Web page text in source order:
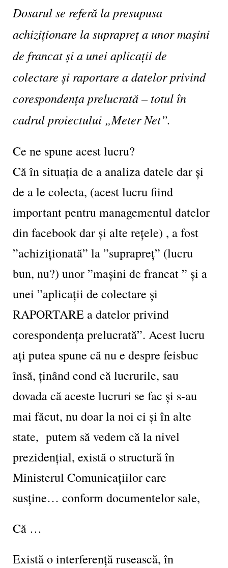
Dosarul se referă la presupusa
achiziționare la suprapreț a unor mașini
de francat și a unei aplicații de
colectare și raportare a datelor privind
corespondența prelucrată – totul în
cadrul proiectului „Meter Net”.
Ce ne spune acest lucru?
Că în situația de a analiza datele dar și
de a le colecta, (acest lucru fiind
important pentru managementul datelor
din facebook dar și alte rețele) , a fost
”achiziționată” la ”suprapreț” (lucru
bun, nu?) unor ”mașini de francat ” și a
unei ”aplicații de colectare și
RAPORTARE a datelor privind
corespondența prelucrată”. Acest lucru
ați putea spune că nu e despre feisbuc
însă, ținând cond că lucrurile, sau
dovada că aceste lucruri se fac și s-au
mai făcut, nu doar la noi ci și în alte
state, putem să vedem că la nivel
prezidențial, există o structură în
Ministerul Comunicațiilor care
susține… conform documentelor sale,
Că …
Există o interferență rusească, în